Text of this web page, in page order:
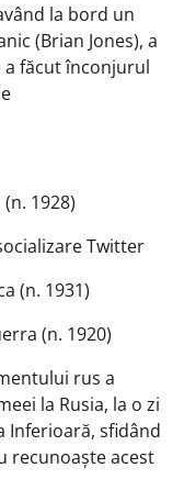
la bord un
(Brian Jones), a
a făcut înconjurul
1928)
Twitter
(n. 1931)
(n. 1920)
rus a
la Rusia, la o zi
Inferioară, sfidând
recunoaște acest